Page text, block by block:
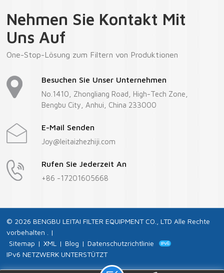
Nehmen Sie Kontakt Mit
Uns Auf
One-Stop-Lösung zum Filtern von Produktionen
Besuchen Sie Unser Unternehmen
No.1410, Zhongliang Road, High-Tech Zone,
Bengbu City, Anhui, China 233000
E-Mail Senden
Joy@leitaizhezhiji.com
Rufen Sie Jederzeit An
+86 -17201605668
© 2026 BENGBU LEITAI FILTER EQUIPMENT CO., LTD Alle Rechte
vorbehalten . |
Sitemap | XML | Blog | Datenschutzrichtlinie
IPv6 NETZWERK UNTERSTÜTZT